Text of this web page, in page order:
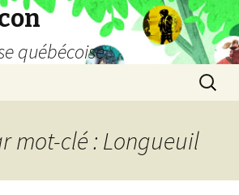
québécoise
mot-clé : Longueuil